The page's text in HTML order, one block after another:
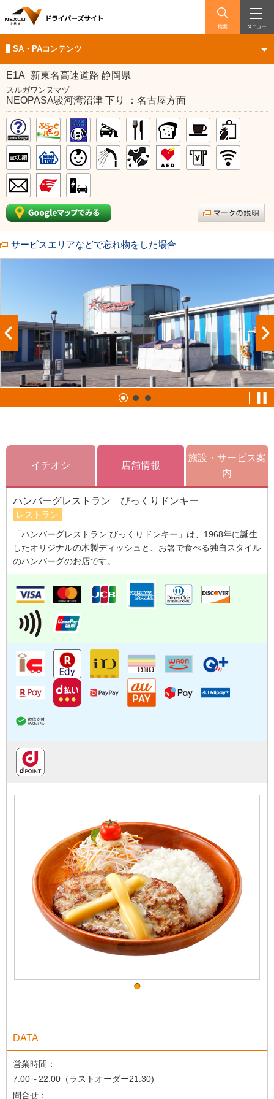
検索 メニュー
SA・PAコンテンツ
E1A 新東名高速道路 静岡県
スルガワンヌマヅ
NEOPASA駿河湾沼津 下り ：名古屋方面
サービスエリアなどで忘れ物をした場合
イチオシ 店舗情報
施設・サービス案
内
ハンバーグレストラン びっくりドンキー
レストラン
「ハンバーグレストラン びっくりドンキー」は、1968年に誕生
したオリジナルの木製ディッシュと、お箸で食べる独自スタイル
のハンバーグのお店です。
DATA
営業時間：
7:00～22:00（ラストオーダー21:30)
問合せ：